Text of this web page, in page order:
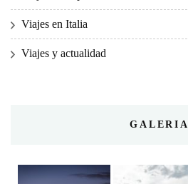
Viajes en Italia
Viajes y actualidad
GALERIA